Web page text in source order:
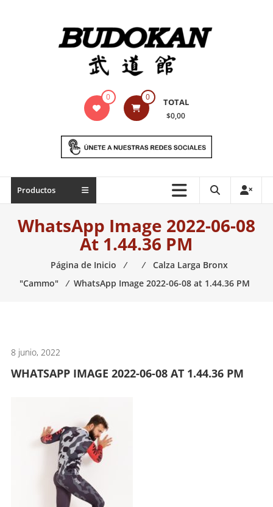
Indumentaria
marciales
Todo
necesario
para
artes
0 0 TOTAL
$0,00
Productos
WhatsApp Image 2022-06-08
At 1.44.36 PM
Página de Inicio ⁄ ⁄
Calza Larga Bronx
"Cammo"
⁄ WhatsApp Image 2022-06-08 at 1.44.36 PM
8 junio, 2022
WHATSAPP IMAGE 2022-06-08 AT 1.44.36 PM